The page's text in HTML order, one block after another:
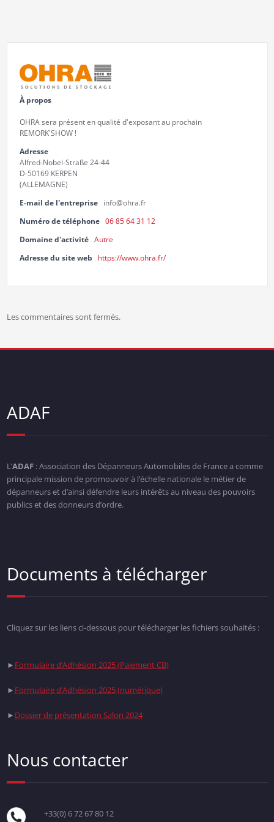
À propos
OHRA sera présent en qualité d'exposant au prochain
REMORK'SHOW !
Adresse
Alfred-Nobel-Straße 24-44
D-50169 KERPEN
(ALLEMAGNE)
E-mail de l'entreprise
info@ohra.fr
Numéro de téléphone 06 85 64 31 12
Domaine d'activité Autre
Adresse du site web
https://www.ohra.fr/
Les commentaires sont fermés.
ADAF
L’ADAF: Association des Dépanneurs Automobiles de France a comme
principale mission de promouvoir à l’échelle nationale le métier de
dépanneurs et d’ainsi défendre leurs intérêts au niveau des pouvoirs
publics et des donneurs d’ordre.
Documents à télécharger
Cliquez sur les liens ci-dessous pour télécharger les fichiers souhaités :
► Formulaire d’Adhésion 2025 (Paiement CB)
► Formulaire d’Adhésion 2025 (numérique)
► Dossier de présentation Salon 2024
Nous contacter
+33(0) 6 72 67 80 12